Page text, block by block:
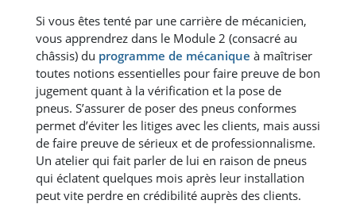
Si vous êtes tenté par une carrière de mécanicien,
vous apprendrez dans le Module 2 (consacré au
châssis) du programme de mécanique à maîtriser
toutes notions essentielles pour faire preuve de bon
jugement quant à la vérification et la pose de
pneus. S’assurer de poser des pneus conformes
permet d’éviter les litiges avec les clients, mais aussi
de faire preuve de sérieux et de professionnalisme.
Un atelier qui fait parler de lui en raison de pneus
qui éclatent quelques mois après leur installation
peut vite perdre en crédibilité auprès des clients.